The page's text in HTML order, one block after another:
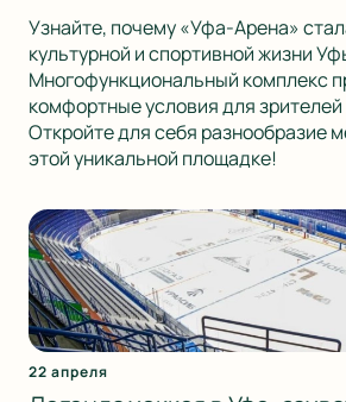
Узнайте, почему «Уфа-Арена»
культурной и спортивной жизни
Многофункциональный комплекс
комфортные условия для зрителей
Откройте для себя разнообразие
этой уникальной площадке!
22 апреля